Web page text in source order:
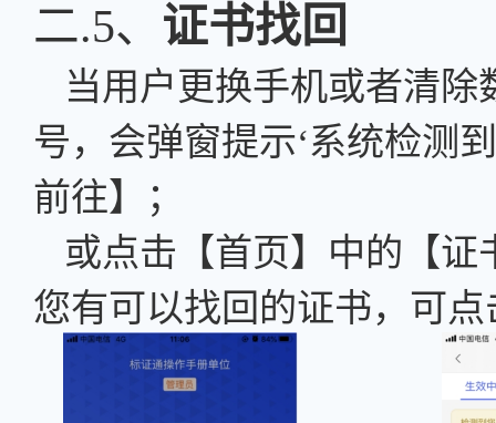
二.5、 证书找回
当用户 更换手机或者清除
号，会弹窗提示‘系统检测
前往】；
或点击【首页】中的【
您有可以找回的证书，可